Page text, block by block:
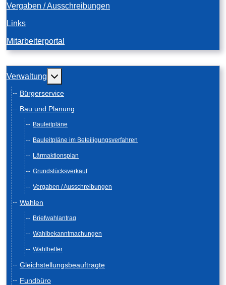
Vergaben / Ausschreibungen
Links
Mitarbeiterportal
Verwaltung Weitere Informationen: Verwaltung
Bürgerservice
Bau und Planung
Bauleitpläne
Bauleitpläne im Beteiligungsverfahren
Lärmaktionsplan
Grundstücksverkauf
Vergaben / Ausschreibungen
Wahlen
Briefwahlantrag
Wahlbekanntmachungen
Wahlhelfer
Gleichstellungsbeauftragte
Fundbüro